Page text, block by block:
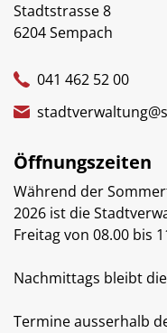
Stadtstrasse 8
6204 Sempach
041 462 52 00
Öffnungszeiten
Während der
2026 ist die
Freitag von 08.00 bis
Nachmittags bleibt
Termine ausserhalb